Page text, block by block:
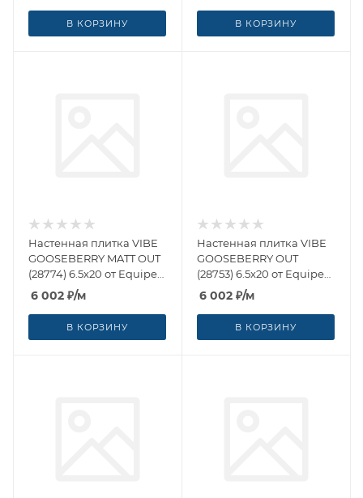
В КОРЗИНУ В КОРЗИНУ
Настенная плитка VIBE
GOOSEBERRY MATT OUT
(28774) 6.5x20 от Equipe
Ceramicas (Испания)
6 002 ₽/м
В КОРЗИНУ
Настенная плитка VIBE
GOOSEBERRY OUT
(28753) 6.5x20 от Equipe
Ceramicas (Испания)
6 002 ₽/м
В КОРЗИНУ